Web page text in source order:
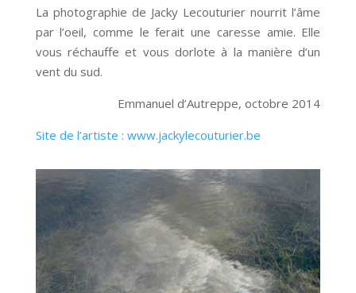
La photographie de Jacky Lecouturier nourrit l’âme
par l’oeil, comme le ferait une caresse amie. Elle
vous réchauffe et vous dorlote à la manière d’un
vent du sud.
Emmanuel d’Autreppe, octobre 2014
Site de l’artiste : www.jackylecouturier.be